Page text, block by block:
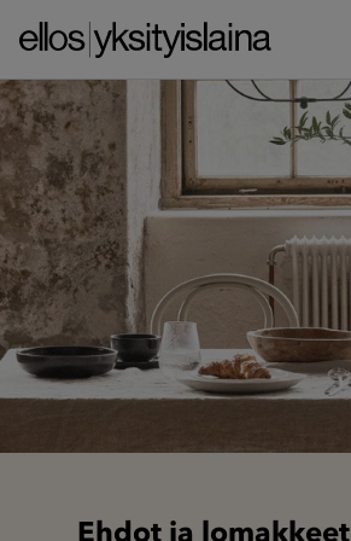
Ehdot ja lomakkeet